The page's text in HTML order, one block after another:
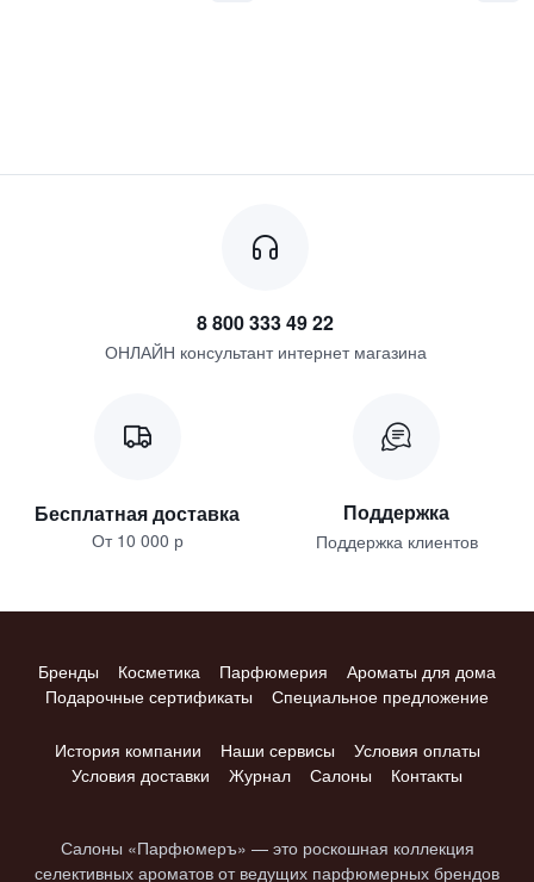
8 800 333 49 22
ОНЛАЙН консультант интернет магазина
Бесплатная доставка
От 10 000 р
Поддержка
Поддержка клиентов
Бренды Косметика Парфюмерия
Ароматы для дома
Подарочные сертификаты
Специальное предложение
История компании Наши сервисы
Условия оплаты
Условия доставки
Журнал Салоны Контакты
Салоны «Парфюмеръ» — это роскошная коллекция
селективных ароматов от ведущих парфюмерных брендов